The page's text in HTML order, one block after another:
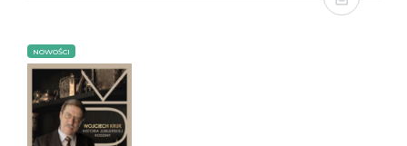
NOWOŚCI